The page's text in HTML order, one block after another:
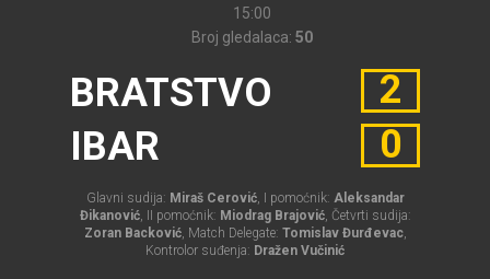
15:00
Broj gledalaca: 50
BRATSTVO
IBAR
2
0
Glavni sudija: Miraš Cerović, I pomoćnik: Aleksandar
Đikanović, II pomoćnik: Miodrag Brajović, Četvrti sudija:
Zoran Backović, Match Delegate: Tomislav Đurđevac,
Kontrolor suđenja: Dražen Vučinić